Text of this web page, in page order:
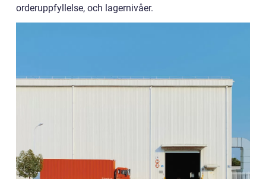
orderuppfyllelse, och lagernivåer.